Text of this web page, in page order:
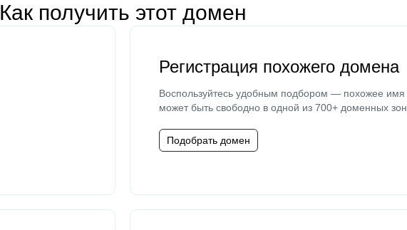
Как получить этот домен
Регистрация похожего домена
Воспользуйтесь удобным подбором — похожее имя
может быть свободно в одной из 700+ доменных зон.
Подобрать домен